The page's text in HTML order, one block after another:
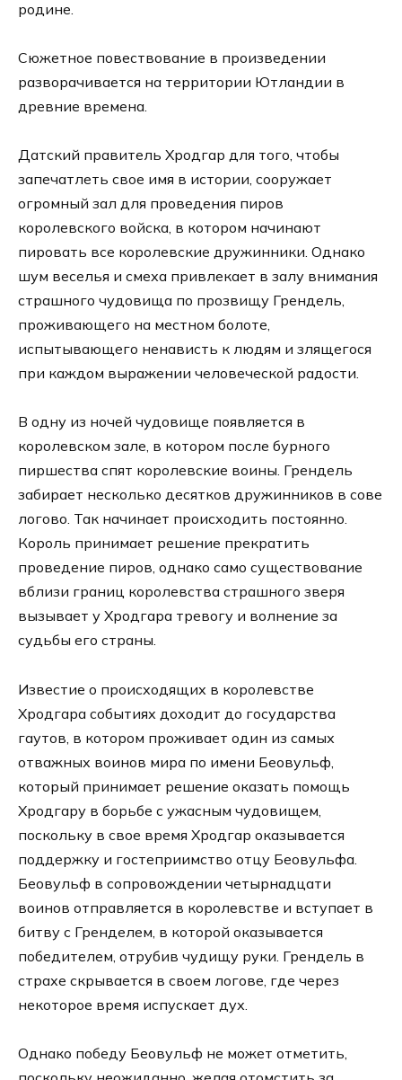
родине.
Сюжетное повествование в произведении
разворачивается на территории Ютландии в
древние времена.
Датский правитель Хродгар для того, чтобы
запечатлеть свое имя в истории, сооружает
огромный зал для проведения пиров
королевского войска, в котором начинают
пировать все королевские дружинники. Однако
шум веселья и смеха привлекает в залу внимания
страшного чудовища по прозвищу Грендель,
проживающего на местном болоте,
испытывающего ненависть к людям и злящегося
при каждом выражении человеческой радости.
В одну из ночей чудовище появляется в
королевском зале, в котором после бурного
пиршества спят королевские воины. Грендель
забирает несколько десятков дружинников в сове
логово. Так начинает происходить постоянно.
Король принимает решение прекратить
проведение пиров, однако само существование
вблизи границ королевства страшного зверя
вызывает у Хродгара тревогу и волнение за
судьбы его страны.
Известие о происходящих в королевстве
Хродгара событиях доходит до государства
гаутов, в котором проживает один из самых
отважных воинов мира по имени Беовульф,
который принимает решение оказать помощь
Хродгару в борьбе с ужасным чудовищем,
поскольку в свое время Хродгар оказывается
поддержку и гостеприимство отцу Беовульфа.
Беовульф в сопровождении четырнадцати
воинов отправляется в королевстве и вступает в
битву с Гренделем, в которой оказывается
победителем, отрубив чудищу руки. Грендель в
страхе скрывается в своем логове, где через
некоторое время испускает дух.
Однако победу Беовульф не может отметить,